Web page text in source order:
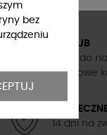
5TH CLUB
Dołącz do
dodatkowe
14 dni na
bez